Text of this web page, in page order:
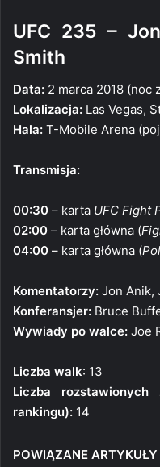
UFC 235 –
Smith
Data: 2 marca 2018 (noc
Lokalizacja: Las Vegas,
Hala: T-Mobile Arena
Transmisja:
00:30 – karta UFC Fight
02:00 – karta główna (
04:00 – karta główna (
Komentatorzy: Jon Anik,
Konferansjer: Bruce
Wywiady po walce: Joe
Liczba walk: 13
Liczba
rankingu): 14
POWIĄZANE ARTYKUŁY